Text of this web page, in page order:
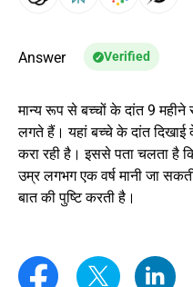
Answer Verified
मान्य रूप से बच्चों के दांत 9
लगते हैं। यहां बच्चे के दांत दिखाई
करा रही है। इससे पता चलता है
उम्र लगभग एक वर्ष मानी जा
बात की पुष्टि करती है।